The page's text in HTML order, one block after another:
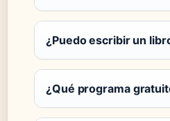
¿Puedo escribir un
¿Qué programa